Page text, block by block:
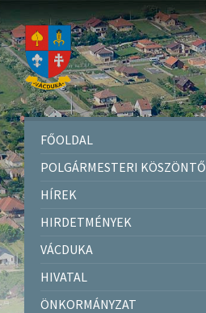
FŐOLDAL
POLGÁRMESTERI KÖSZÖNTŐ
HÍREK
HIRDETMÉNYEK
VÁCDUKA
HIVATAL
ÖNKORMÁNYZAT